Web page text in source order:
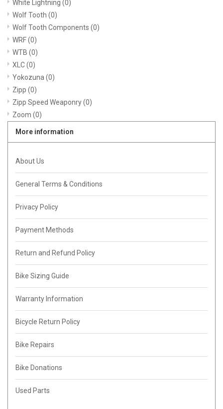
White Lightning (0)
Wolf Tooth (0)
Wolf Tooth Components (0)
WRF(0)
WTB (0)
XLC(0)
Yokozuna (0)
Zipp (0)
Zipp Speed Weaponry(0)
Zoom (0)
More information
About Us
General Terms & Conditions
Privacy Policy
Payment Methods
Return and Refund Policy
Bike Sizing Guide
Warranty Information
Bicycle Return Policy
Bike Repairs
Bike Donations
Used Parts